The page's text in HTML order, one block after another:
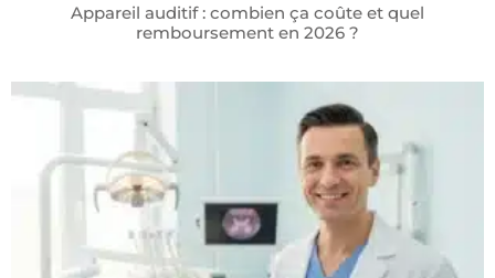
Appareil auditif : combien ça coûte et quel
remboursement en 2026 ?